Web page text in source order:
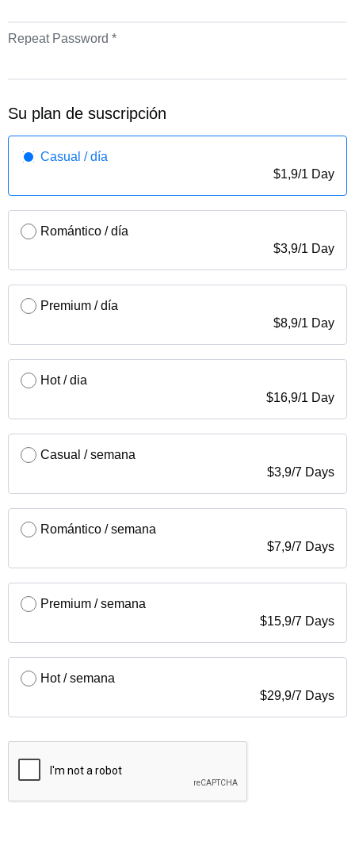
Repeat Password *
Su plan de suscripción
Casual / día
$1,9/1 Day
Romántico / día
$3,9/1 Day
Premium / día
$8,9/1 Day
Hot / dia
$16,9/1 Day
Casual / semana
$3,9/7 Days
Romántico / semana
$7,9/7 Days
Premium / semana
$15,9/7 Days
Hot / semana
$29,9/7 Days